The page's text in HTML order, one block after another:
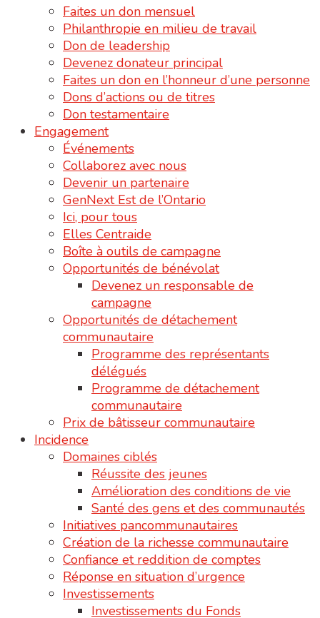
Faites un don mensuel
Philanthropie en milieu de travail
Don de leadership
Devenez donateur principal
Faites un don en l’honneur d’une personne
Dons d’actions ou de titres
Don testamentaire
Engagement
Événements
Collaborez avec nous
Devenir un partenaire
GenNext Est de l’Ontario
Ici, pour tous
Elles Centraide
Boîte à outils de campagne
Opportunités de bénévolat
Devenez un responsable de
campagne
Opportunités de détachement
communautaire
Programme des représentants
délégués
Programme de détachement
communautaire
Prix de bâtisseur communautaire
Incidence
Domaines ciblés
Réussite des jeunes
Amélioration des conditions de vie
Santé des gens et des communautés
Initiatives pancommunautaires
Création de la richesse communautaire
Confiance et reddition de comptes
Réponse en situation d’urgence
Investissements
Investissements du Fonds